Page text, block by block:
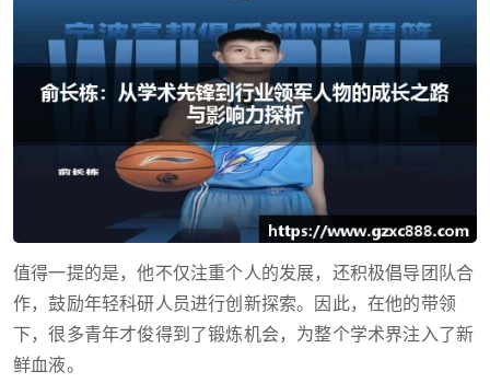
值得一提的是，他不仅注重个人的发展，还积极倡导团队合
作，鼓励年轻科研人员进行创新探索。因此，在他的带领
下，很多青年才俊得到了锻炼机会，为整个学术界注入了新
鲜血液。